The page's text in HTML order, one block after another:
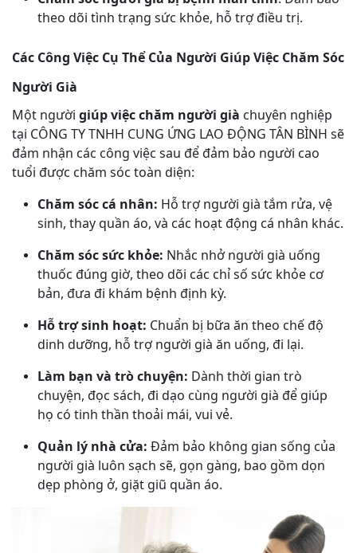
theo dõi tình trạng sức khỏe, hỗ trợ điều trị.
Các Công Việc Cụ Thể Của Người Giúp Việc Chăm Sóc
Người Già
Một người giúp việc chăm người già chuyên nghiệp
tại CÔNG TY TNHH CUNG ỨNG LAO ĐỘNG TÂN BÌNH sẽ
đảm nhận các công việc sau để đảm bảo người cao
tuổi được chăm sóc toàn diện:
Chăm sóc cá nhân: Hỗ trợ người già tắm rửa, vệ
sinh, thay quần áo, và các hoạt động cá nhân khác.
Chăm sóc sức khỏe: Nhắc nhở người già uống
thuốc đúng giờ, theo dõi các chỉ số sức khỏe cơ
bản, đưa đi khám bệnh định kỳ.
Hỗ trợ sinh hoạt: Chuẩn bị bữa ăn theo chế độ
dinh dưỡng, hỗ trợ người già ăn uống, đi lại.
Làm bạn và trò chuyện: Dành thời gian trò
chuyện, đọc sách, đi dạo cùng người già để giúp
họ có tinh thần thoải mái, vui vẻ.
Quản lý nhà cửa: Đảm bảo không gian sống của
người già luôn sạch sẽ, gọn gàng, bao gồm dọn
dẹp phòng ở, giặt giũ quần áo.